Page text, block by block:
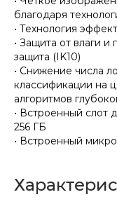
благодаря
• Технология
• Защита от влаги
защита (IK10)
• Снижение числа
классификации на
алгоритмов
• Встроенный слот
256 ГБ
• Встроенный